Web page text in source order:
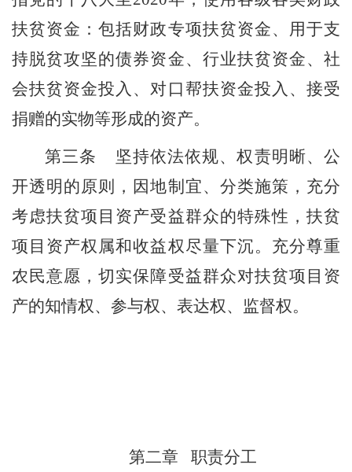
扶贫资金：包括财政专项扶贫资金、 用于支
持脱贫攻坚的债券资金、行业扶贫资金、社
会扶贫资金投入、对口帮扶资金投入、 接受
捐赠的实物等形成的资产。
第三条
坚持依法依规、权责明晰、公
开透明的原则，因地制宜、分类施策，充分
考虑扶贫项目资产受益群众的特殊性，扶贫
项目资产权属和收益权尽量下沉。充分尊重
农民意愿，切实保障受益群众对扶贫项目资
产的知情权、参与权、表达权、监督权。
第二章 职责分工